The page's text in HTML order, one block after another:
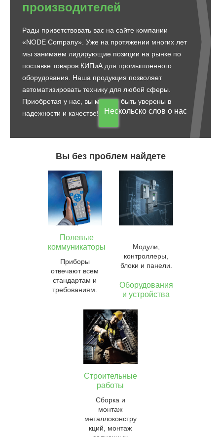
производителей
Рады приветствовать вас на сайте компании
«NODE Company». Уже на протяжении многих лет
мы занимаем лидирующие позиции на рынке по
поставке товаров КИПиА для промышленного
оборудования. Наша продукция позволяет
автоматизировать технику для любой сферы.
Приобретая у нас, вы можете быть уверены в
надежности и качестве!
Нескольско слов о нас
Вы без проблем найдете
Полевые
коммуникаторы
Приборы
отвечают всем
стандартам и
требованиям.
Модули,
контроллеры,
блоки и панели.
Оборудования
и устройства
Строительные
работы
Сборка и
монтаж
металлоконстру
кций, монтаж